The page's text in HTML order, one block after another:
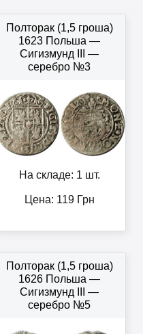
Полторак (1,5 гроша)
1623 Польша —
Сигизмунд III —
серебро №3
На складе: 1 шт.
Цена: 119Грн
Полторак (1,5 гроша)
1626 Польша —
Сигизмунд III —
серебро №5